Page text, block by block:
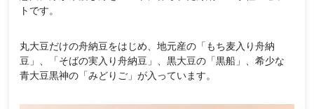
トです。
丸大豆だけの舟納豆をはじめ、地元産の「もち麦入り舟納
豆」、「そばの実入り舟納豆」、黒大豆の「黒船」、希少な
青大豆黒神の「みどりご」が入っています。